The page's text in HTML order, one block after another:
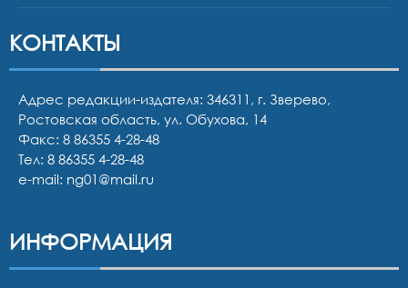
КОНТАКТЫ
Адрес редакции-издателя: 346311, г. Зверево,
Ростовская область, ул. Обухова, 14
Факс: 8 86355 4-28-48
Тел: 8 86355 4-28-48
e-mail: ng01@mail.ru
ИНФОРМАЦИЯ